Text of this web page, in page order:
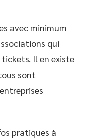
avec minimum
qui
Il en existe
sont